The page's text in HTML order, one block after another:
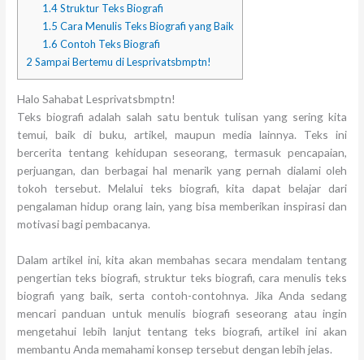
1.4Struktur Teks Biografi
1.5 Cara Menulis Teks Biografi yang Baik
1.6 Contoh Teks Biografi
2 Sampai Bertemu di Lesprivatsbmptn!
Halo Sahabat Lesprivatsbmptn!
Teks biografi adalah salah satu bentuk tulisan yang sering kita
temui, baik di buku, artikel, maupun media lainnya. Teks ini
bercerita tentang kehidupan seseorang, termasuk pencapaian,
perjuangan, dan berbagai hal menarik yang pernah dialami oleh
tokoh tersebut. Melalui teks biografi, kita dapat belajar dari
pengalaman hidup orang lain, yang bisa memberikan inspirasi dan
motivasi bagi pembacanya.
Dalam artikel ini, kita akan membahas secara mendalam tentang
pengertian teks biografi, struktur teks biografi, cara menulis teks
biografi yang baik, serta contoh-contohnya. Jika Anda sedang
mencari panduan untuk menulis biografi seseorang atau ingin
mengetahui lebih lanjut tentang teks biografi, artikel ini akan
membantu Anda memahami konsep tersebut dengan lebih jelas.